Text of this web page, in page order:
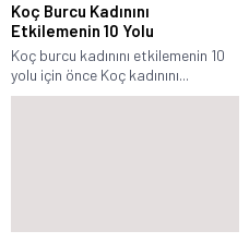
Koç Burcu Kadınını
Etkilemenin 10 Yolu
Koç burcu kadınını etkilemenin 10
yolu için önce Koç kadınını...